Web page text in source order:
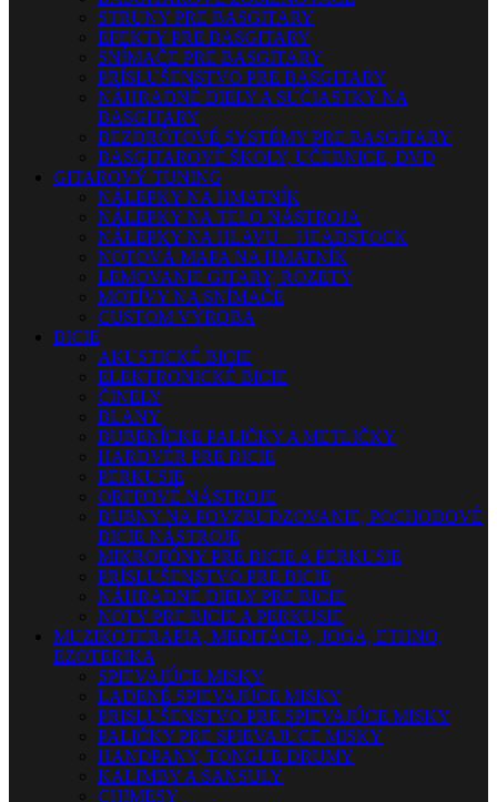
STRUNY PRE BASGITARY
EFEKTY PRE BASGITARY
SNÍMAČE PRE BASGITARY
PRÍSLUŠENSTVO PRE BASGITARY
NÁHRADNÉ DIELY A SÚČIASTKY NA
BASGITARY
BEZDRÔTOVÉ SYSTÉMY PRE BASGITARY
BASGITAROVÉ ŠKOLY, UČEBNICE, DVD
GITAROVÝ TUNING
NÁLEPKY NA HMATNÍK
NÁLEPKY NA TELO NÁSTROJA
NÁLEPKY NA HLAVU – HEADSTOCK
NOTOVÁ MAPA NA HMATNÍK
LEMOVANIE GITARY, ROZETY
MOTÍVY NA SNÍMAČE
CUSTOM VÝROBA
BICIE
AKUSTICKÉ BICIE
ELEKTRONICKÉ BICIE
ČINELY
BLANY
BUBENÍCKE PALIČKY A METLIČKY
HARDVÉR PRE BICIE
PERKUSIE
ORFFOVÉ NÁSTROJE
BUBNY NA POVZBUDZOVANIE, POCHODOVÉ
BICIE NÁSTROJE
MIKROFÓNY PRE BICIE A PERKUSIE
PRÍSLUŠENSTVO PRE BICIE
NÁHRADNÉ DIELY PRE BICIE
NOTY PRE BICIE A PERKUSIE
MUZIKOTERAPIA, MEDITÁCIA, JOGA, ETHNO,
EZOTERIKA
SPIEVAJÚCE MISKY
LADENÉ SPIEVAJÚCE MISKY
PRISLUŠENSTVO PRE SPIEVAJÚCE MISKY
PALIČKY PRE SPIEVAJÚCE MISKY
HANDPANY, TONGUE DRUMY
KALIMBY A SANSULY
CHIMESY